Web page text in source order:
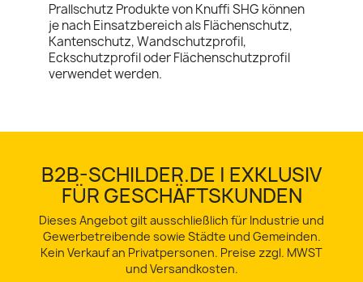
Prallschutz Produkte von Knuffi SHG können
je nach Einsatzbereich als Flächenschutz,
Kantenschutz, Wandschutzprofil,
Eckschutzprofil oder Flächenschutzprofil
verwendet werden.
B2B-SCHILDER.DE | EXKLUSIV
FÜR GESCHÄFTSKUNDEN
Dieses Angebot gilt ausschließlich für Industrie und
Gewerbetreibende sowie Städte und Gemeinden.
Kein Verkauf an Privatpersonen. Preise zzgl. MWST
und Versandkosten.